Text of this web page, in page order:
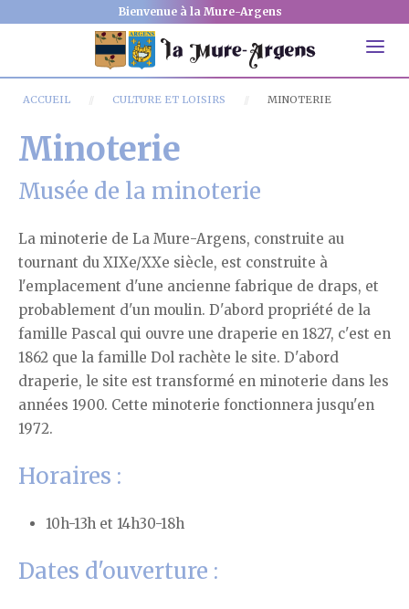
Bienvenue à la Mure-Argens
ACCUEIL CULTURE ET LOISIRS MINOTERIE
Minoterie
Musée de la minoterie
La minoterie de La Mure-Argens, construite au
tournant du XIXe/XXe siècle, est construite à
l'emplacement d'une ancienne fabrique de draps, et
probablement d'un moulin. D'abord propriété de la
famille Pascal qui ouvre une draperie en 1827, c'est en
1862 que la famille Dol rachète le site. D'abord
draperie, le site est transformé en minoterie dans les
années 1900. Cette minoterie fonctionnera jusqu'en
1972.
Horaires :
10h-13h et 14h30-18h
Dates d'ouverture :